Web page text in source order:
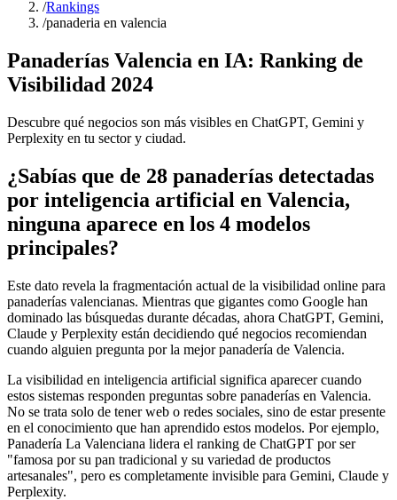
/Rankings
/panaderia en valencia
Panaderías Valencia en IA: Ranking de
Visibilidad 2024
Descubre qué negocios son más visibles en ChatGPT, Gemini y
Perplexity en tu sector y ciudad.
¿Sabías que de 28 panaderías detectadas
por inteligencia artificial en Valencia,
ninguna aparece en los 4 modelos
principales?
Este dato revela la fragmentación actual de la visibilidad online para
panaderías valencianas. Mientras que gigantes como Google han
dominado las búsquedas durante décadas, ahora ChatGPT, Gemini,
Claude y Perplexity están decidiendo qué negocios recomiendan
cuando alguien pregunta por la mejor panadería de Valencia.
La visibilidad en inteligencia artificial significa aparecer cuando
estos sistemas responden preguntas sobre panaderías en Valencia.
No se trata solo de tener web o redes sociales, sino de estar presente
en el conocimiento que han aprendido estos modelos. Por ejemplo,
Panadería La Valenciana lidera el ranking de ChatGPT por ser
"famosa por su pan tradicional y su variedad de productos
artesanales", pero es completamente invisible para Gemini, Claude y
Perplexity.